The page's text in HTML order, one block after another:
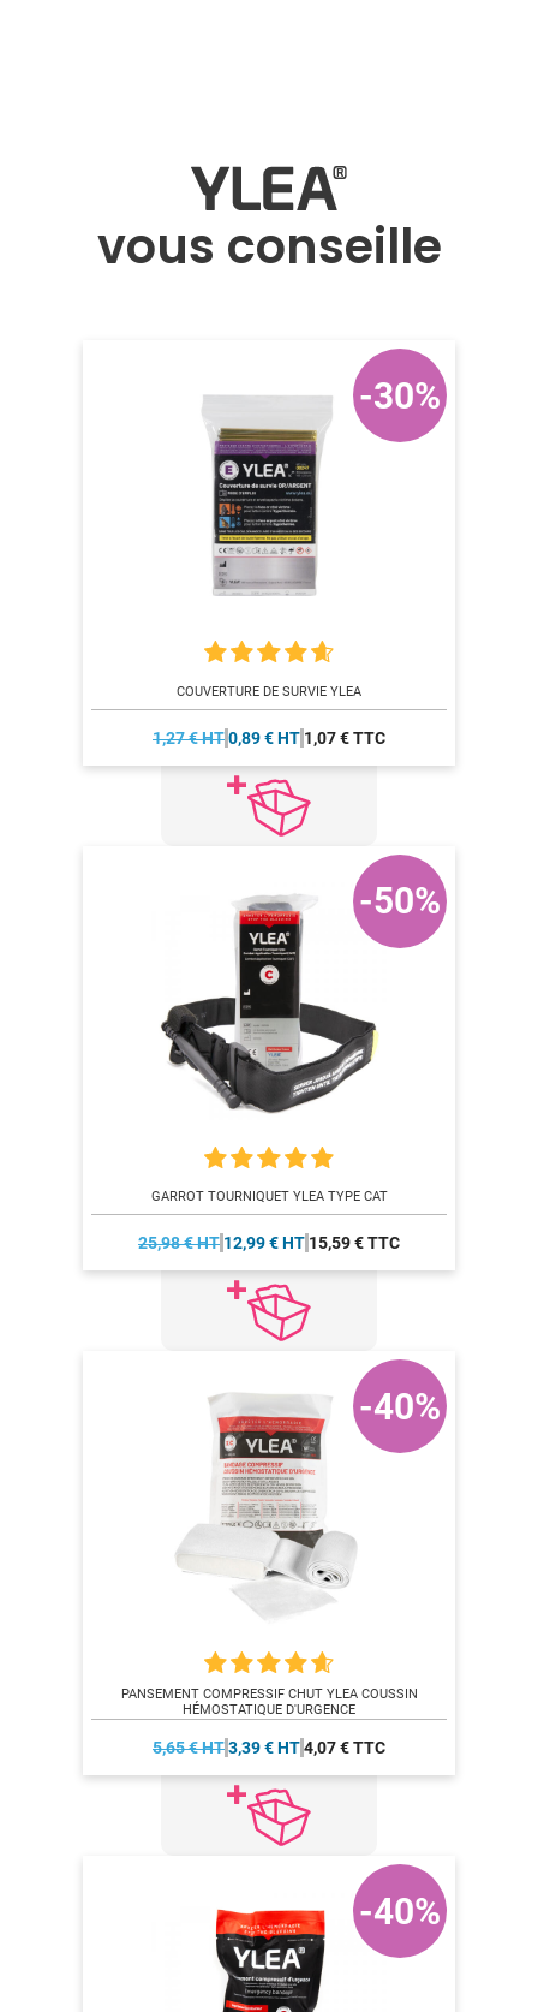
vous conseille
COUVERTURE DE SURVIE YLEA
1,27 € HT0,89 € HT 1,07 € TTC
-30%
GARROT TOURNIQUET YLEA TYPE CAT
25,98 € HT 12,99 € HT 15,59 € TTC
-50%
PANSEMENT COMPRESSIF CHUT YLEA COUSSIN
HÉMOSTATIQUE D'URGENCE
5,65 € HT3,39 € HT4,07 € TTC
-40%
-40%